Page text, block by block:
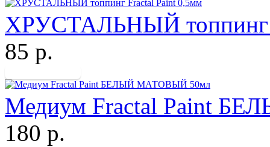
ХРУСТАЛЬНЫЙ топпинг
85 р.
Медиум Fractal Paint
180 р.